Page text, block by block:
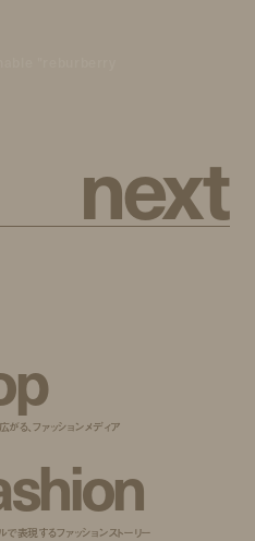
next
p
がる、ファッションメディア
shion
で表現するファッションストーリー